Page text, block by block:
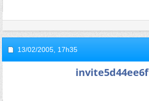
13/02/2005, 17h35
invite5d44ee6f